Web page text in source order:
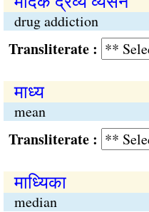
drug addiction
:
माध्य
mean
:
माध्यिका
median